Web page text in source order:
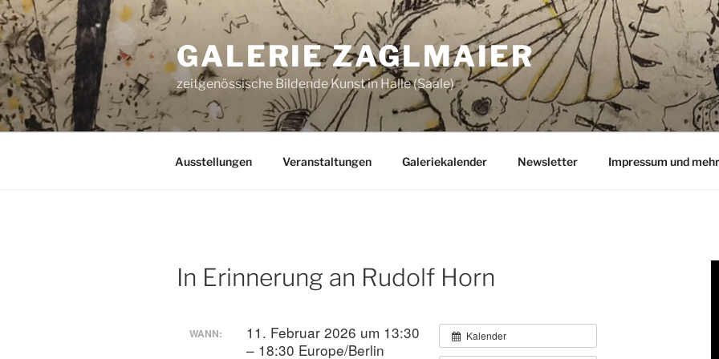
Zum
Inhalt
springen
GALERIE ZAGLMAIER
zeitgenössische Bildende Kunst in Halle (Saale)
Ausstellungen Veranstaltungen Galeriekalender Newsletter Impressum und mehr
In Erinnerung an Rudolf Horn
Kalender
WANN:
11. Februar 2026 um 13:30
– 18:30 Europe/Berlin